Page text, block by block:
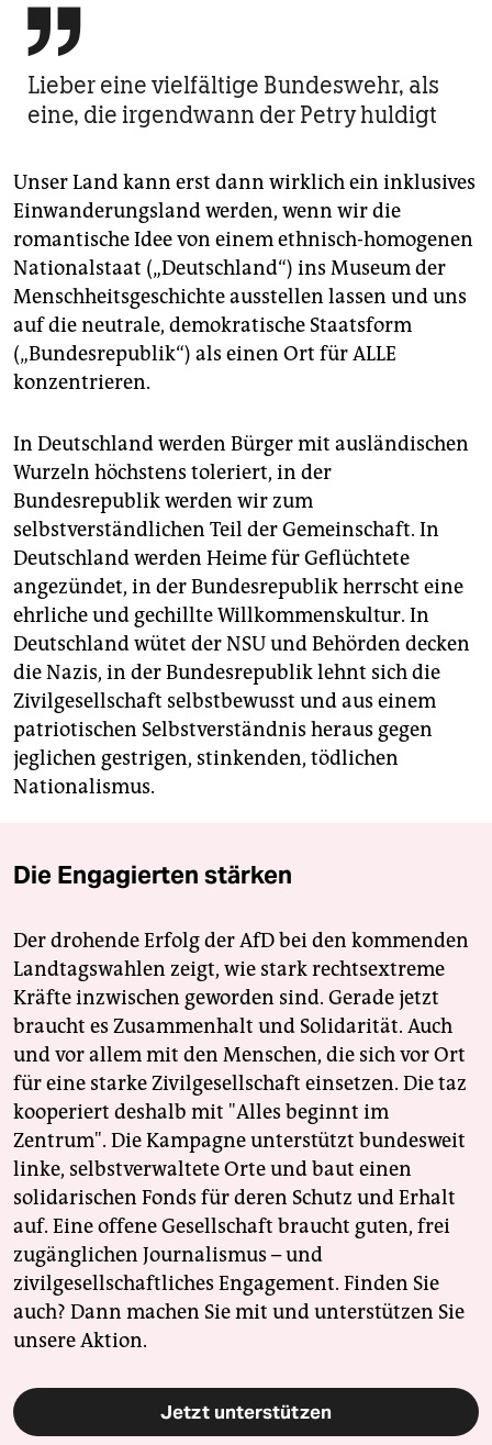

Lieber eine vielfältige Bundeswehr, als
eine, die irgendwann der Petry huldigt
Unser Land kann erst dann wirklich ein inklusives
Einwanderungsland werden, wenn wir die
romantische Idee von einem ethnisch-homogenen
Nationalstaat („Deutschland“) ins Museum der
Menschheitsgeschichte ausstellen lassen und uns
auf die neutrale, demokratische Staatsform
(„Bundesrepublik“) als einen Ort für ALLE
konzentrieren.
In Deutschland werden Bürger mit ausländischen
Wurzeln höchstens toleriert, in der
Bundesrepublik werden wir zum
selbstverständlichen Teil der Gemeinschaft. In
Deutschland werden Heime für Geflüchtete
angezündet, in der Bundesrepublik herrscht eine
ehrliche und gechillte Willkommenskultur. In
Deutschland wütet der NSU und Behörden decken
die Nazis, in der Bundesrepublik lehnt sich die
Zivilgesellschaft selbstbewusst und aus einem
patriotischen Selbstverständnis heraus gegen
jeglichen gestrigen, stinkenden, tödlichen
Nationalismus.
Die Engagierten stärken
Der drohende Erfolg der AfD bei den kommenden
Landtagswahlen zeigt, wie stark rechtsextreme
Kräfte inzwischen geworden sind. Gerade jetzt
braucht es Zusammenhalt und Solidarität. Auch
und vor allem mit den Menschen, die sich vor Ort
für eine starke Zivilgesellschaft einsetzen. Die taz
kooperiert deshalb mit "Alles beginnt im
Zentrum". Die Kampagne unterstützt bundesweit
linke, selbstverwaltete Orte und baut einen
solidarischen Fonds für deren Schutz und Erhalt
auf. Eine offene Gesellschaft braucht guten, frei
zugänglichen Journalismus – und
zivilgesellschaftliches Engagement. Finden Sie
auch? Dann machen Sie mit und unterstützen Sie
unsere Aktion.
Jetzt unterstützen